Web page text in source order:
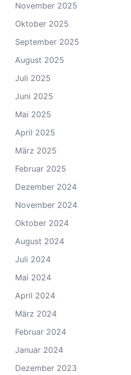
November 2025
Oktober 2025
September 2025
August 2025
Juli 2025
Juni 2025
Mai 2025
April 2025
März 2025
Februar 2025
Dezember 2024
November 2024
Oktober 2024
August 2024
Juli 2024
Mai 2024
April 2024
März 2024
Februar 2024
Januar 2024
Dezember 2023